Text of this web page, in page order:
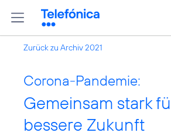
Zurück zu Archiv 2021
Corona-Pandemie:
Gemeinsam stark
bessere Zukunft